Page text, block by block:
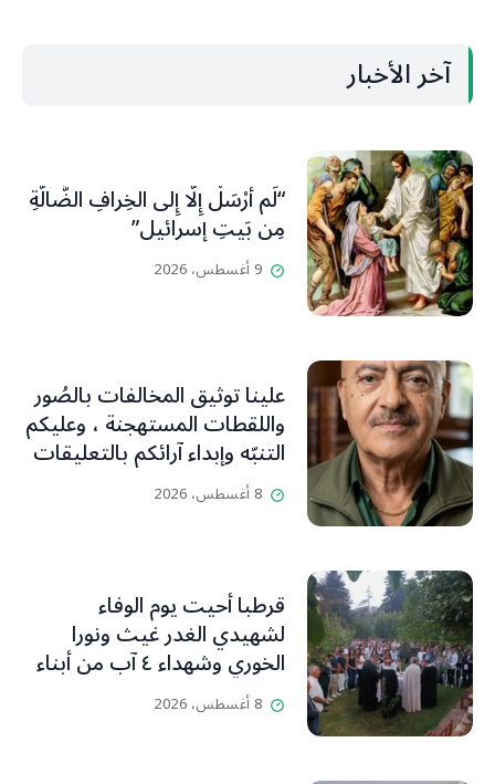
آخر الأخبار
“لَم أُرْسَلْ إِلَّا إِلى الخِرافِ الضَّالَّةِ
مِن بَيتِ إسرائيل”
9 أغسطس، 2026
علينا توثيق المخالفات بالصُور
واللقطات المستهجنة ، وعليكم
التنبّه وإبداء آرائكم بالتعليقات
(جورج صبّاغ)
8 أغسطس، 2026
قرطبا أحيت يوم الوفاء
لشهيدي الغدر غيث ونورا
الخوري وشهداء ٤ آب من أبناء
البلدة.. كارين الخوري افرام: لقد
كان بيتنا، بوجود والدي، ينبض
8 أغسطس، 2026